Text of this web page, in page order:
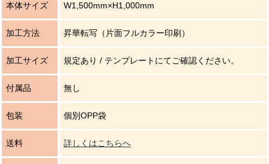
本体サイズ W1,500mm×H1,000mm
加工方法 昇華転写（片面フルカラー印刷）
加工サイズ 規定あり / テンプレートにてご確認ください。
付属品 無し
包装 個別OPP袋
送料 詳しくはこちらへ